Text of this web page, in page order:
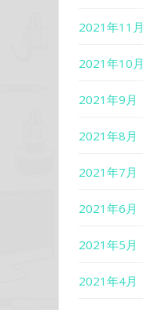
2021年11月
2021年10月
2021年9月
2021年8月
2021年7月
2021年6月
2021年5月
2021年4月